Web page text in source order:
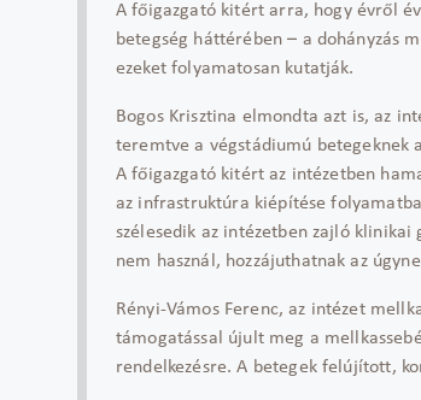
A főigazgató kitért arra, hogy évről
betegség háttérében – a dohányzás
ezeket folyamatosan kutatják.
Bogos Krisztina elmondta azt is, az
teremtve a végstádiumú betegeknek
A főigazgató kitért az intézetben
az infrastruktúra kiépítése
szélesedik az intézetben zajló klinikai
nem használ, hozzájuthatnak az
Rényi-Vámos Ferenc, az intézet
támogatással újult meg a
rendelkezésre. A betegek felújított,